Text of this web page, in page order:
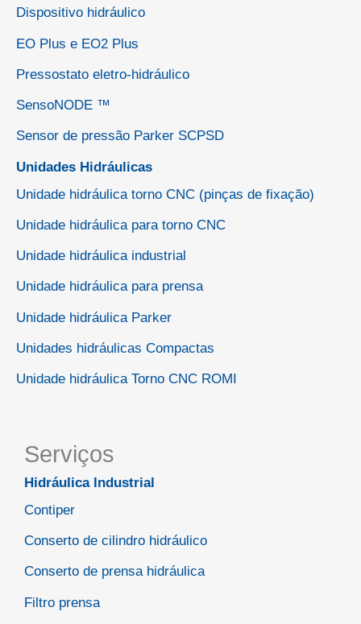
Dispositivo hidráulico
EO Plus e EO2 Plus
Pressostato eletro-hidráulico
SensoNODE ™
Sensor de pressão Parker SCPSD
Unidades Hidráulicas
Unidade hidráulica torno CNC (pinças de fixação)
Unidade hidráulica para torno CNC
Unidade hidráulica industrial
Unidade hidráulica para prensa
Unidade hidráulica Parker
Unidades hidráulicas Compactas
Unidade hidráulica Torno CNC ROMI
Serviços
Hidráulica Industrial
Contiper
Conserto de cilindro hidráulico
Conserto de prensa hidráulica
Filtro prensa